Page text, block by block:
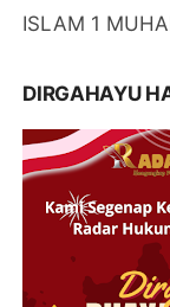
ISLAM 1
DIRGAHAYU